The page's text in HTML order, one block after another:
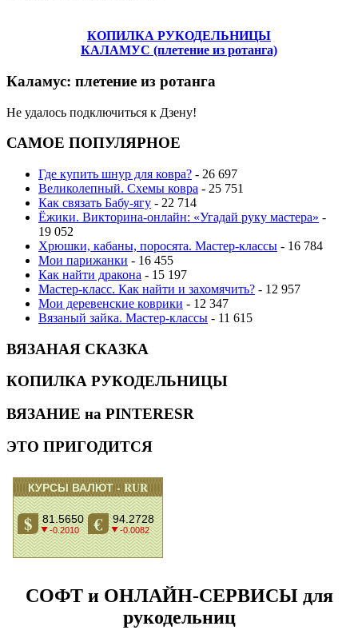
КОПИЛКА РУКОДЕЛЬНИЦЫ
КАЛАМУС (плетение из ротанга)
Каламус: плетение из ротанга
Не удалось подключиться к Дзену!
САМОЕ ПОПУЛЯРНОЕ
Где купить шнур для ковра? - 26 697
Великолепный. Схемы ковра - 25 751
Как связать Бабу-ягу - 22 714
Ёжики. Викторина-онлайн: «Угадай руку мастера» -
19 052
Хрюшки, кабаны, поросята. Мастер-классы - 16 784
Мои парижанки - 16 455
Как найти дракона - 15 197
Мастер-класс. Как найти и захомячить? - 12 957
Мои деревенские коврики - 12 347
Вязаный зайка. Мастер-классы - 11 615
ВЯЗАНАЯ СКАЗКА
КОПИЛКА РУКОДЕЛЬНИЦЫ
ВЯЗАНИЕ на PINTERESR
ЭТО ПРИГОДИТСЯ
СОФТ и ОНЛАЙН-СЕРВИСЫ для
рукодельниц